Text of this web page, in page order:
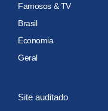
Famosos & TV
Brasil
Economia
Geral
Site auditado